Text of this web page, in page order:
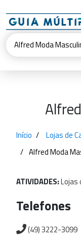
Início
Lojas de
Alfred Moda
ATIVIDADES:Lojas
Telefones
(49) 3222-3099